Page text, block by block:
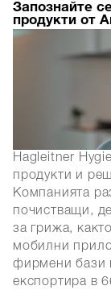
Запознайте
продукти от
Hagleitner
продукти и
Компанията
почистващи,
за грижа,
мобилни
фирмени бази
експортира в